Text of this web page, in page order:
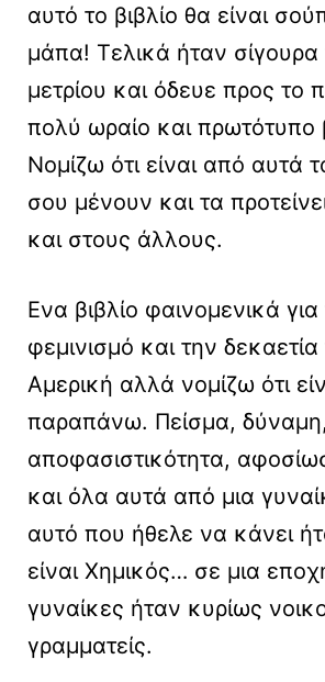
αυτό το βιβλίο θα είναι
μάπα! Τελικά ήταν
μετρίου και όδευε προς το
πολύ ωραίο και πρωτότυπο
Νομίζω ότι είναι από αυτά
σου μένουν και τα
και στους άλλους.
Ενα βιβλίο φαινομενικά για
φεμινισμό και την
Αμερική αλλά νομίζω ότι
παραπάνω. Πείσμα, δύναμη,
αποφασιστικότητα,
και όλα αυτά από μια
αυτό που ήθελε να κάνει
είναι Χημικός… σε μια
γυναίκες ήταν κυρίως
γραμματείς.